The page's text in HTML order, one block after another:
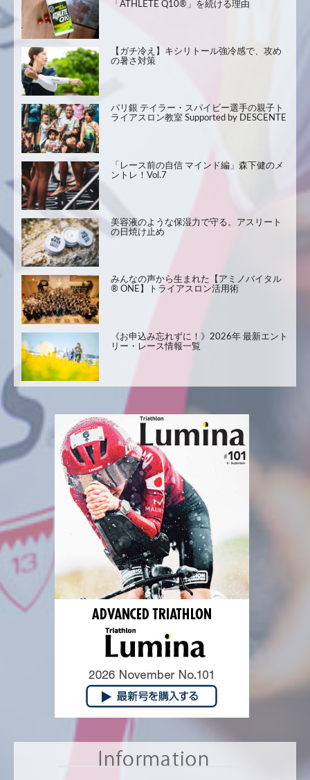
「ATHLETE Q10®」を続ける理由
【ガチ冷え】キシリトール強冷感で、攻め
の暑さ対策
パリ銀 テイラー・スパイビー選手の親子ト
ライアスロン教室 Supported by DESCENTE
「レース前の自信 マインド編」森下健のメ
ントレ！Vol.7
美容液のような保湿力で守る。アスリート
の日焼け止め
みんなの声から生まれた【アミノバイタル
® ONE】トライアスロン活用術
《お申込み忘れずに！》2026年 最新エント
リー・レース情報一覧